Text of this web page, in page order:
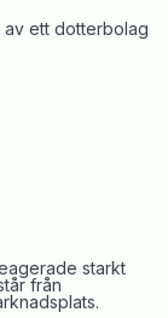
av ett dotterbolag
starkt
från